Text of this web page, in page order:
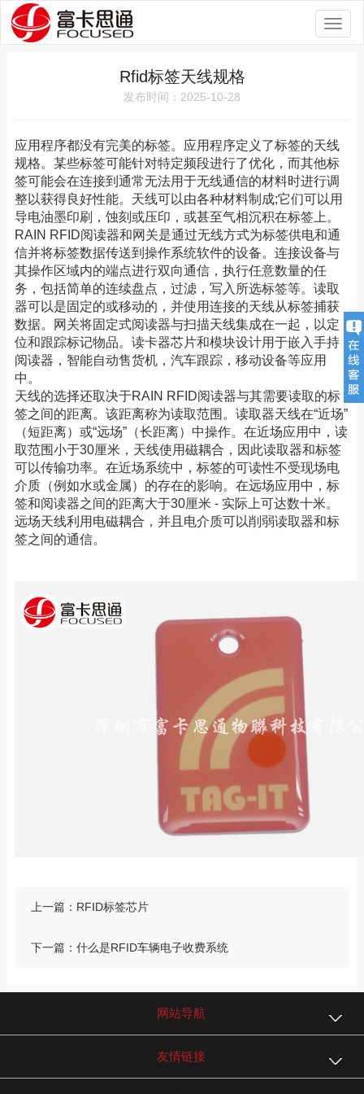
Rfid标签天线规格
发布时间：2025-10-28
应用程序都没有完美的标签。应用程序定义了标签的天线
规格。某些标签可能针对特定频段进行了优化，而其他标
签可能会在连接到通常无法用于无线通信的材料时进行调
整以获得良好性能。天线可以由各种材料制成;它们可以用
导电油墨印刷，蚀刻或压印，或甚至气相沉积在标签上。
RAIN RFID阅读器和网关是通过无线方式为标签供电和通
信并将标签数据传送到操作系统软件的设备。连接设备与
其操作区域内的端点进行双向通信，执行任意数量的任
务，包括简单的连续盘点，过滤，写入所选标签等。读取
器可以是固定的或移动的，并使用连接的天线从标签捕获
数据。网关将固定式阅读器与扫描天线集成在一起，以定
位和跟踪标记物品。读卡器芯片和模块设计用于嵌入手持
阅读器，智能自动售货机，汽车跟踪，移动设备等应用
中。
天线的选择还取决于RAIN RFID阅读器与其需要读取的标
签之间的距离。该距离称为读取范围。读取器天线在“近场”
（短距离）或“远场”（长距离）中操作。在近场应用中，读
取范围小于30厘米，天线使用磁耦合，因此读取器和标签
可以传输功率。在近场系统中，标签的可读性不受现场电
介质（例如水或金属）的存在的影响。在远场应用中，标
签和阅读器之间的距离大于30厘米 - 实际上可达数十米。
远场天线利用电磁耦合，并且电介质可以削弱读取器和标
签之间的通信。
上一篇：RFID标签芯片
下一篇：什么是RFID车辆电子收费系统
网站导航
友情链接